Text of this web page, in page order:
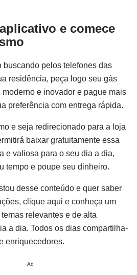
e comece
buscando pelos telefones das
residência, peça logo seu gás
e inovador e pague mais
preferência com entrega rápida.
e seja redirecionado para a loja
baixar gratuitamente essa
e valiosa para o seu dia a dia,
tempo e poupe seu dinheiro.
desse conteúdo e quer saber
clique aqui e conheça um
relevantes e de alta
a dia. Todos os dias compartilha-
enriquecedores.
Ad